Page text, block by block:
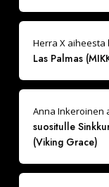
Herra Xaiheesta
Las Palmas
Anna Inkeroinen
suositulle
(Viking Grace)